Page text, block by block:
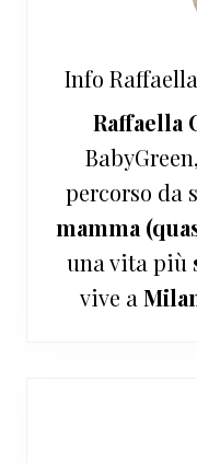
Info
Raffaella
percorso da
mamma
una vita più
vive a